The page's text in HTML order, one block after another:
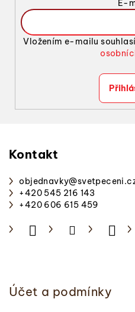
E-
Vložením e-mailu
Kontakt
objednavky@
+420 545 216 143
+420 606 615 459
Účet a podmínky